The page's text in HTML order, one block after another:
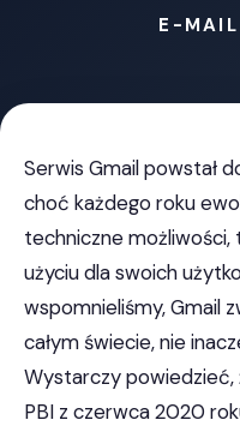
E-
Serwis Gmail powstał
choć każdego roku
techniczne
użyciu dla swoich
wspomnieliśmy, Gmail
całym świecie, nie
Wystarczy powiedzieć,
PBI z czerwca 2020